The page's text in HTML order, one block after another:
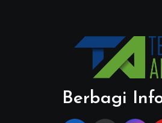
Berbagi